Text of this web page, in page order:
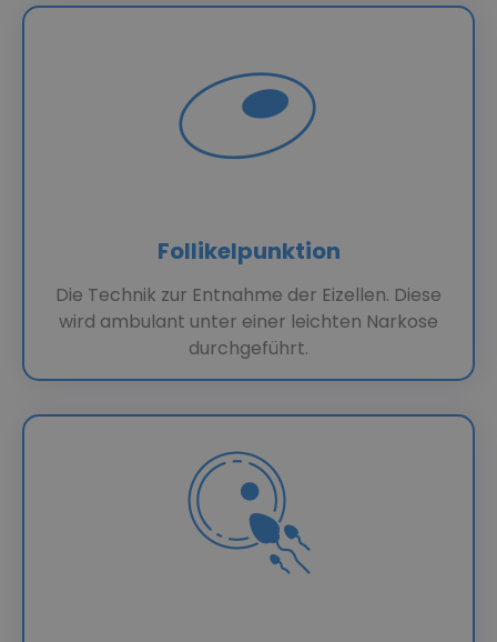
Follikelpunktion
Die Technik zur Entnahme der Eizellen. Diese
wird ambulant unter einer leichten Narkose
durchgeführt.